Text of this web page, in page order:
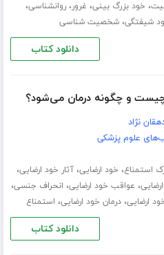
، خود بزرگ بینی، غرور،روانشناسی،
شیفتگی،شخصیت شناسی
دانلود کتاب
چیست و چگونه درمان می‌شود؟
نژاد
علوم پزشکی
استمناع، خود ارضایی،آثار خود ارضایی،
، عواقب خود ارضایی، انحراف جنسی،
ارضایی،درمان خود ارضایی، استمناع
دانلود کتاب